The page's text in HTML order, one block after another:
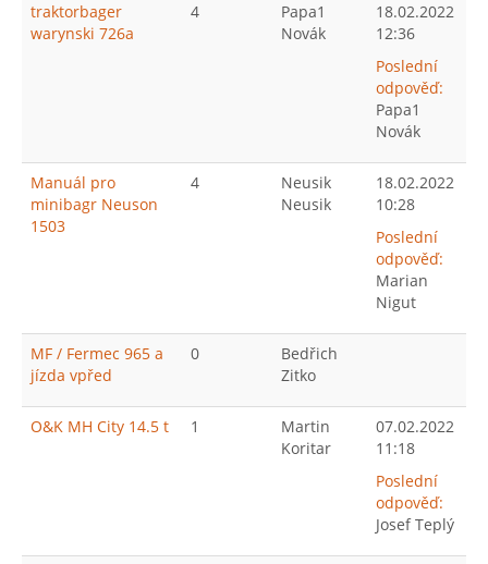
traktorbager
warynski 726a
4
Papa1
Novák
18.02.2022
12:36
Poslední
odpověď:
Papa1
Novák
Manuál pro
minibagr Neuson
1503
4
Neusik
Neusik
18.02.2022
10:28
Poslední
odpověď:
Marian
Nigut
MF / Fermec 965 a
jízda vpřed
0
Bedřich
Zitko
O&K MH City 14.5 t 1
Martin
Koritar
07.02.2022
11:18
Poslední
odpověď:
Josef Teplý